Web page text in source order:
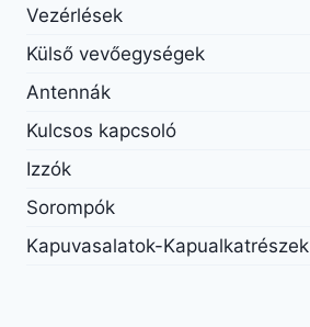
Vezérlések
Külső vevőegységek
Antennák
Kulcsos kapcsoló
Izzók
Sorompók
Kapuvasalatok-Kapualkatrészek